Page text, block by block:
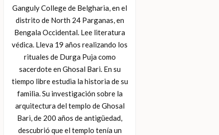
Ganguly College de Belgharia, en el
distrito de North 24 Parganas, en
Bengala Occidental. Lee literatura
védica. Lleva 19 años realizando los
rituales de Durga Puja como
sacerdote en Ghosal Bari. En su
tiempo libre estudia la historia de su
familia. Su investigación sobre la
arquitectura del templo de Ghosal
Bari, de 200 años de antigüedad,
descubrió que el templo tenía un